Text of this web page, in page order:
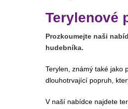
Terylenové
Prozkoumejte naši
hudebníka.
Terylen, známý také jako
dlouhotrvající popruh,
V naší nabídce najdete